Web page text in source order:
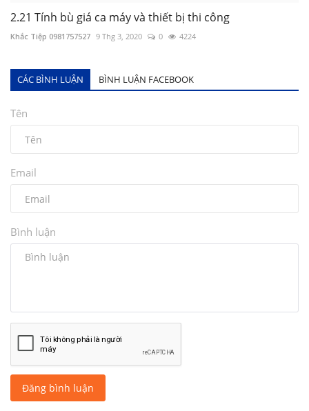
2.21 Tính bù giá ca máy và thiết bị thi công
Khắc Tiệp 0981757527 9 Thg 3, 2020 0 4224
CÁC BÌNH LUẬN BÌNH LUẬN FACEBOOK
Tên
Email
Bình luận
Đăng bình luận